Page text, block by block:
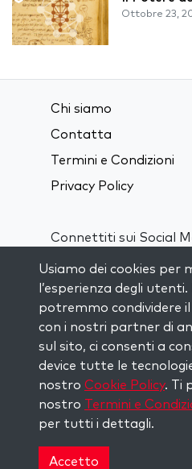
Ottobre 23,
Chi siamo
Contatta
Termini e Condizioni
Privacy Policy
Connettiti sui Social
Visit kabbalah master
RIMANI
Iscriviti alla nostra
ispirazione ogni
casella di posta.
Iscriviti
Usiamo dei cookies per
l’esperienza degli
potremmo condividere
con i nostri partner di
sul sito, ci consenti a
device tutte le
nostro Cookie Policy. Ti
nostro Termini e
per tutti i dettagli.
Accetto